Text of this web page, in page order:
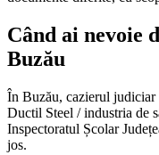
Când ai nevoie
Buzău
În Buzău, cazierul judiciar
Ductil Steel / industria de
Inspectoratul Școlar
jos.